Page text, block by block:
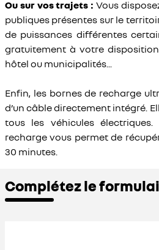
Ou sur vos trajets : Vous
publiques présentes sur le
de puissances différentes
gratuitement à votre
hôtel ou municipalités...
Enfin, les bornes de recharge
d’un câble directement intégré.
tous les véhicules
recharge vous permet de
30 minutes.
Complétez le